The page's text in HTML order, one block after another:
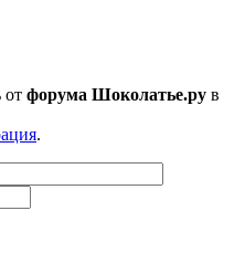
форума Шоколатье.ру в
.